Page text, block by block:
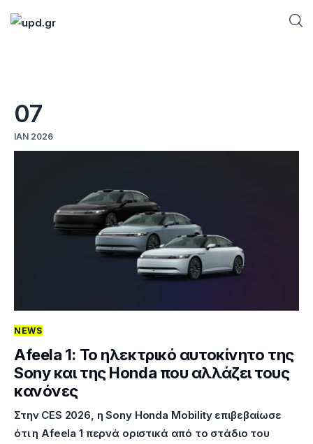
Futuring
AI news
07
ΙΑΝ 2026
NEWS
Afeela 1: Το ηλεκτρικό αυτοκίνητο της
Sony και της Honda που αλλάζει τους
κανόνες
Στην CES 2026, η Sony Honda Mobility επιβεβαίωσε
ότι η Afeela 1 περνά οριστικά από το στάδιο του